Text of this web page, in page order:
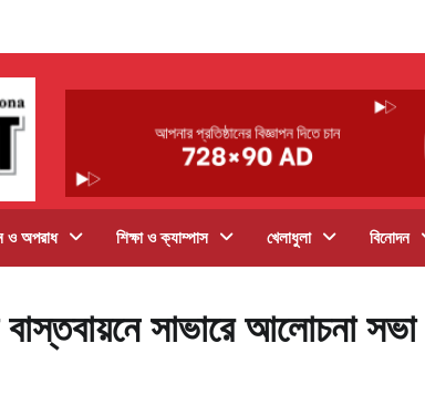
অপরাধ শিক্ষা ও ক্যাম্পাস খেলাধুলা বিনোদন
সাভারে আলোচনা সভা